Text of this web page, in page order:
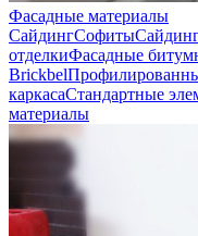
Фасадные материалы
СайдингСофиты
отделкиФасадные
Brickbel
каркасаСтандартные
материалы